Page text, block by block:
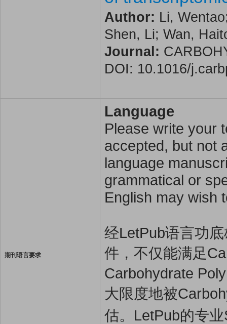
Author: Li,
Shen, Li; Wan,
Journal:
DOI: 10.1016/
期刊语言要求
Language
Please write your
accepted, but not
language
grammatical or
English may wish
经LetPub语言功
件，不仅能满足
Carbohydrate
大限度地被
估。LetPub的专